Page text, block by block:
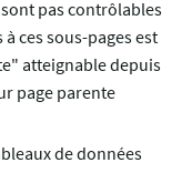
pas contrôlables
ces sous-pages est
atteignable depuis
page parente
de données